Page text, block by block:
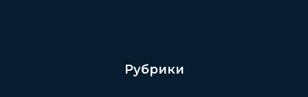
Рубрики